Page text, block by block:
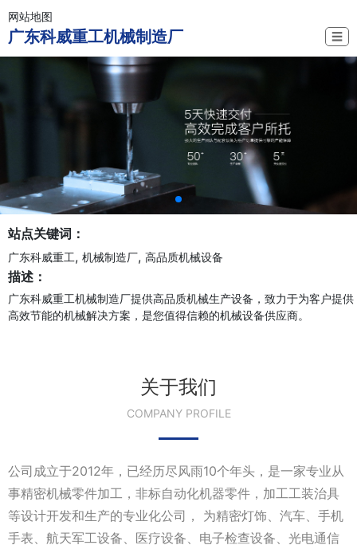
网站地图
广东科威重工机械制造厂 ☰
站点关键词：
广东科威重工, 机械制造厂, 高品质机械设备
描述：
广东科威重工机械制造厂提供高品质机械生产设备，致力于为客户提供
高效节能的机械解决方案，是您值得信赖的机械设备供应商。
关于我们
COMPANY PROFILE
公司成立于2012年，已经历尽风雨10个年头，是一家专业从
事精密机械零件加工，非标自动化机器零件，加工工装治具
等设计开发和生产的专业化公司， 为精密灯饰、汽车、手机
手表、航天军工设备、医疗设备、电子检查设备、光电通信